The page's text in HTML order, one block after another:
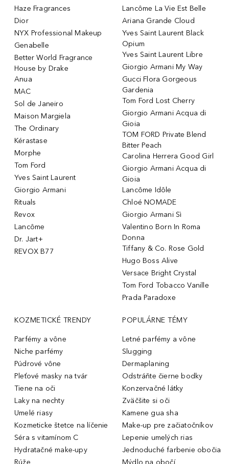
Haze Fragrances
Dior
NYX Professional Makeup
Genabelle
Better World Fragrance
House by Drake
Anua
MAC
Sol de Janeiro
Maison Margiela
The Ordinary
Kérastase
Morphe
Tom Ford
Yves Saint Laurent
Giorgio Armani
Rituals
Revox
Lancôme
Dr. Jart+
REVOX B77
Lancôme La Vie Est Belle
Ariana Grande Cloud
Yves Saint Laurent Black
Opium
Yves Saint Laurent Libre
Giorgio Armani My Way
Gucci Flora Gorgeous
Gardenia
Tom Ford Lost Cherry
Giorgio Armani Acqua di
Gioia
TOM FORD Private Blend
Bitter Peach
Carolina Herrera Good Girl
Giorgio Armani Acqua di
Gioia
Lancôme Idôle
Chloé NOMADE
Giorgio Armani Sì
Valentino Born In Roma
Donna
Tiffany & Co. Rose Gold
Hugo Boss Alive
Versace Bright Crystal
Tom Ford Tobacco Vanille
Prada Paradoxe
KOZMETICKÉ TRENDY
Parfémy a vône
Niche parfémy
Púdrové vône
Pleťové masky na tvár
Tiene na oči
Laky na nechty
Umelé riasy
Kozmeticke štetce na líčenie
Séra s vitamínom C
Hydratačné make-upy
Rúže
POPULÁRNE TÉMY
Letné parfémy a vône
Slugging
Dermaplaning
Odstráňte čierne bodky
Konzervačné látky
Zväčšite si oči
Kamene gua sha
Make-up pre začiatočníkov
Lepenie umelých rias
Jednoduché farbenie obočia
Mýdlo na obočí